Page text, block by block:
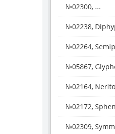
№02300, ...
№02238,
№02264,
№05867,
№02164,
№02172,
№02309,